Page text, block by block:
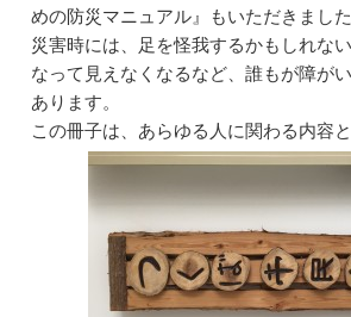
めの防災マニュアル』もいただきました
災害時には、足を怪我するかもしれな
なって見えなくなるなど、誰もが障が
あります。
この冊子は、あらゆる人に関わる内容と